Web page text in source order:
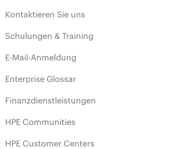
Kontaktieren Sie uns
Schulungen & Training
E-Mail-Anmeldung
Enterprise Glossar
Finanzdienstleistungen
HPE Communities
HPE Customer Centers